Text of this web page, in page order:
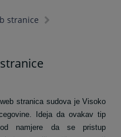
stranice
stranica sudova je Visoko
Ideja da ovakav tip
namjere da se pristup